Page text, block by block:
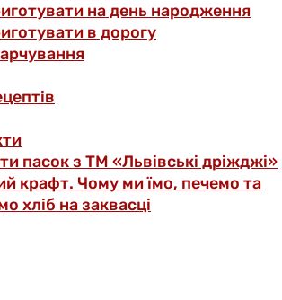
на день народження
в дорогу
пасок з ТМ «Львівські дріжджі»
крафт. Чому ми їмо, печемо та
хліб на заквасці